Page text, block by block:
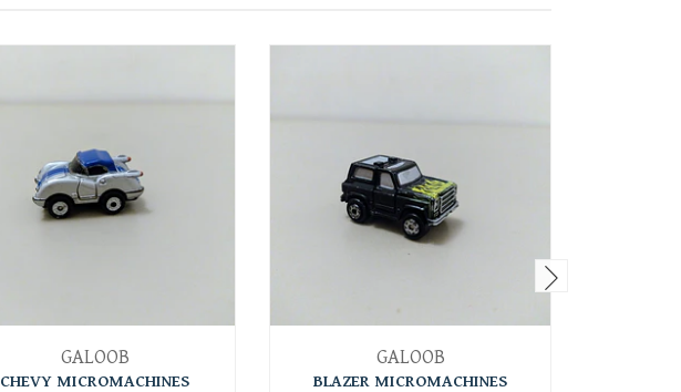
GALOOB
CHEVY MICROMACHINES
GALOOB
BLAZER MICROMACHINES